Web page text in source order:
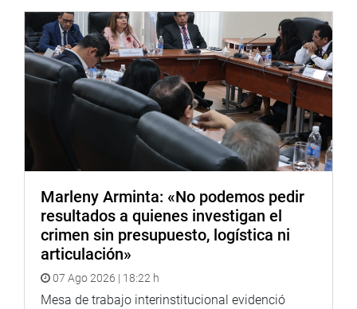
Marleny Arminta: «No podemos pedir
resultados a quienes investigan el
crimen sin presupuesto, logística ni
articulación»
07 Ago 2026 | 18:22 h
Mesa de trabajo interinstitucional evidenció